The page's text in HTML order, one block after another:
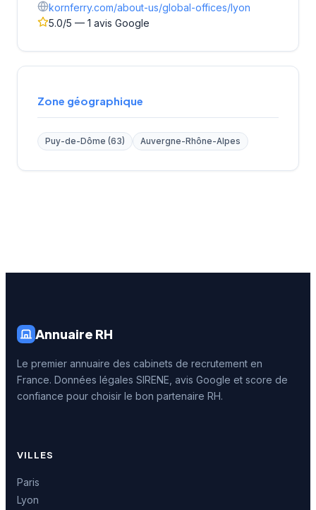
kornferry.com/about-us/global-offices/lyon
5.0/5 — 1 avis Google
Zone géographique
Puy-de-Dôme (63) Auvergne-Rhône-Alpes
Annuaire RH
Le premier annuaire des cabinets de recrutement en
France. Données légales SIRENE, avis Google et score de
confiance pour choisir le bon partenaire RH.
VILLES
Paris
Lyon